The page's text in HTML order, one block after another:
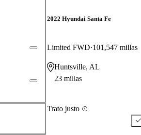
2022 Hyundai Santa Fe
Limited FWD 101,547 millas
Huntsville, AL
23 millas
Trato justo